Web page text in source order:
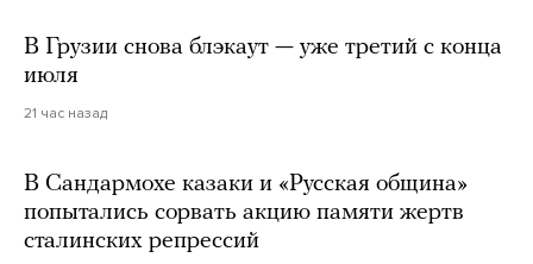
В Грузии снова блэкаут — уже третий с конца
июля
21 час назад
В Сандармохе казаки и «Русская община»
попытались сорвать акцию памяти жертв
сталинских репрессий